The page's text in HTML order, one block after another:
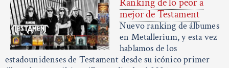
mejor de Testament
Nuevo ranking de álbumes
en Metallerium, y esta vez
hablamos de los
estadounidenses de Testament desde su icónico primer